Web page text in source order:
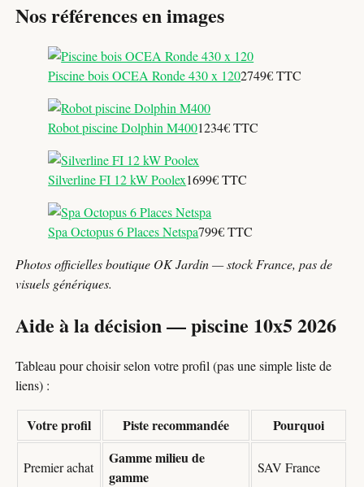
Nos références en images
Piscine bois OCEA Ronde 430 x 1202749€ TTC
Robot piscine Dolphin M4001234€ TTC
Silverline FI 12 kW Poolex1699€ TTC
Spa Octopus 6 Places Netspa799€ TTC
Photos officielles boutique OK Jardin — stock France, pas de
visuels génériques.
Aide à la décision — piscine 10x5 2026
Tableau pour choisir selon votre profil (pas une simple liste de
liens) :
Votre profil Piste recommandée Pourquoi
Premier achat
Gamme milieu de
gamme
SAV France